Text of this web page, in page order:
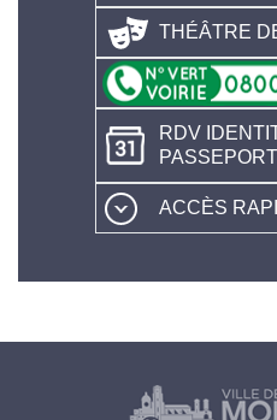
THÉÂTRE
RDV
PASSEPORT
ACCÈS